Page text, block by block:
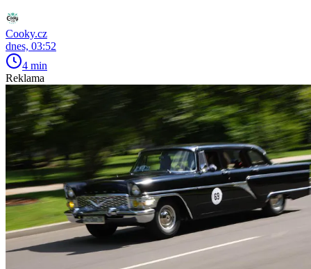
Cooky.cz
dnes, 03:52
4 min
Reklama